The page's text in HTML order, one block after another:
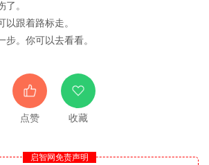
了。
以跟着路标走。
。你可以去看看。
点赞 收藏
启智网免责声明